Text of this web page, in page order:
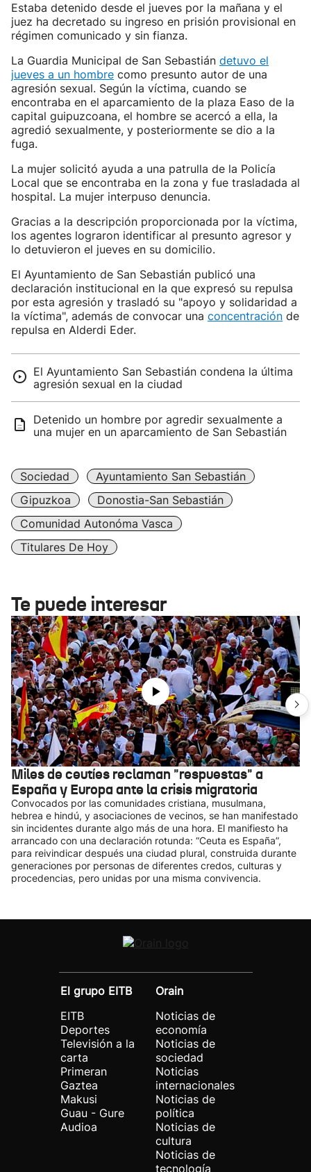
Estaba detenido desde el jueves por la mañana y el
juez ha decretado su ingreso en prisión provisional en
régimen comunicado y sin fianza.
La Guardia Municipal de San Sebastián detuvo el
jueves a un hombre como presunto autor de una
agresión sexual. Según la víctima, cuando se
encontraba en el aparcamiento de la plaza Easo de la
capital guipuzcoana, el hombre se acercó a ella, la
agredió sexualmente, y posteriormente se dio a la
fuga.
La mujer solicitó ayuda a una patrulla de la Policía
Local que se encontraba en la zona y fue trasladada al
hospital. La mujer interpuso denuncia.
Gracias a la descripción proporcionada por la víctima,
los agentes lograron identificar al presunto agresor y
lo detuvieron el jueves en su domicilio.
El Ayuntamiento de San Sebastián publicó una
declaración institucional en la que expresó su repulsa
por esta agresión y trasladó su "apoyo y solidaridad a
la víctima", además de convocar una concentración de
repulsa en Alderdi Eder.
El Ayuntamiento San Sebastián condena la última
agresión sexual en la ciudad
Detenido un hombre por agredir sexualmente a
una mujer en un aparcamiento de San Sebastián
Sociedad
Ayuntamiento San Sebastián
Gipuzkoa
Donostia-San Sebastián
Comunidad Autonóma Vasca
Titulares De Hoy
Te puede interesar
Miles de ceutíes reclaman "respuestas" a
España y Europa ante la crisis migratoria
Convocados por las comunidades cristiana, musulmana,
hebrea e hindú, y asociaciones de vecinos, se han manifestado
sin incidentes durante algo más de una hora. El manifiesto ha
arrancado con una declaración rotunda: “Ceuta es España”,
para reivindicar después una ciudad plural, construida durante
generaciones por personas de diferentes credos, culturas y
procedencias, pero unidas por una misma convivencia.
El grupo EITB
EITB
Deportes
Televisión a la
carta
Primeran
Gaztea
Makusi
Guau - Gure
Audioa
Orain
Noticias de
economía
Noticias de
sociedad
Noticias
internacionales
Noticias de
política
Noticias de
cultura
Noticias de
tecnología